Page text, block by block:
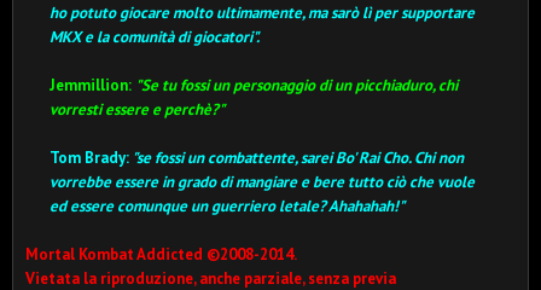
ho potuto giocare molto ultimamente, ma sarò lì per supportare
MKX e la comunità di giocatori".
Jemmillion: "Se tu fossi un personaggio di un picchiaduro, chi
vorresti essere e perchè?"
Tom Brady: "se fossi un combattente, sarei Bo' Rai Cho.Chi non
vorrebbe essere in grado di mangiare e bere tutto ciò che vuole
ed essere comunque un guerriero letale? Ahahahah!"
Mortal Kombat Addicted ©2008-2014.
Vietata la riproduzione, anche parziale, senza previa